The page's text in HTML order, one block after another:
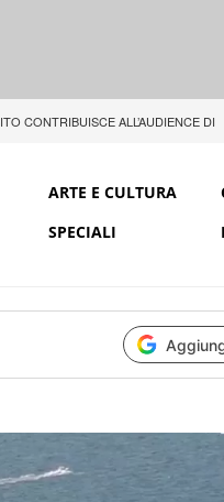
CONTRIBUISCE ALL’AUDIENCE DI
ARTE E CULTURA
SPECIALI